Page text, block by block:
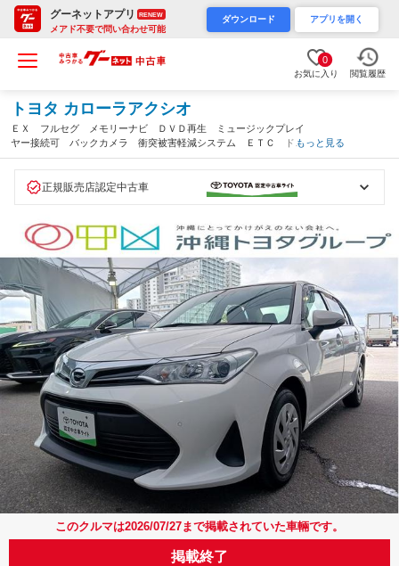
グーネットアプリ RENEW
メアド不要で問い合わせ可能
ダウンロード アプリを開く
0
お気に入り 閲覧履歴
トヨタ カローラアクシオ
ＥＸ フルセグ メモリーナビ ＤＶＤ再生 ミュージックプレイ
ヤー接続可 バックカメラ 衝突被害軽減システム ＥＴＣ ドラ
レコ アイドリングストップ（沖縄県）
もっと見る
正規販売店認定中古車
このクルマは2026/07/27まで掲載されていた車輛です。
掲載終了